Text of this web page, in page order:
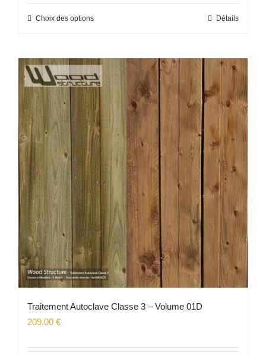
Choix des optionsCe
plusieurs
variations.
options
peuvent
être
choisies
sur
la
page
du
produit
Détails
Traitement Autoclave Classe 3 – Volume 01D
209.00 €